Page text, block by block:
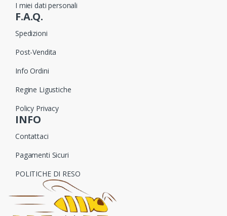
I miei dati personali
F.A.Q.
Spedizioni
Post-Vendita
Info Ordini
Regine Ligustiche
Policy Privacy
INFO
Contattaci
Pagamenti Sicuri
POLITICHE DI RESO